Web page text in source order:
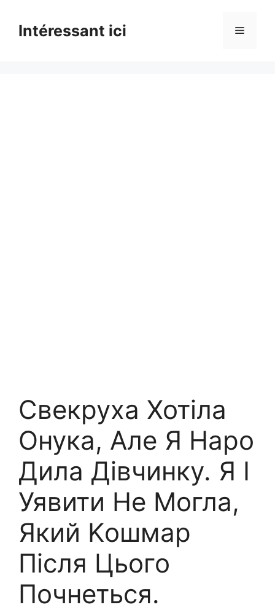
contentIntéressant ici Menu
Свекруха Хотіла
Онука, Але Я Наро
Дила Дівчинку. Я І
Уявити Не Могла,
Який Kошмар
Після Цього
Почнеться.